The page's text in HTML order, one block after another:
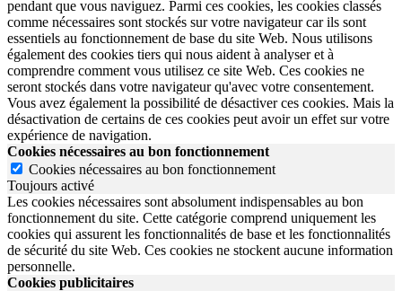
pendant que vous naviguez. Parmi ces cookies, les cookies classés
comme nécessaires sont stockés sur votre navigateur car ils sont
essentiels au fonctionnement de base du site Web. Nous utilisons
également des cookies tiers qui nous aident à analyser et à
comprendre comment vous utilisez ce site Web. Ces cookies ne
seront stockés dans votre navigateur qu'avec votre consentement.
Vous avez également la possibilité de désactiver ces cookies. Mais la
désactivation de certains de ces cookies peut avoir un effet sur votre
expérience de navigation.
Cookies nécessaires au bon fonctionnement
Cookies nécessaires au bon fonctionnement
Toujours activé
Les cookies nécessaires sont absolument indispensables au bon
fonctionnement du site. Cette catégorie comprend uniquement les
cookies qui assurent les fonctionnalités de base et les fonctionnalités
de sécurité du site Web. Ces cookies ne stockent aucune information
personnelle.
Cookies publicitaires